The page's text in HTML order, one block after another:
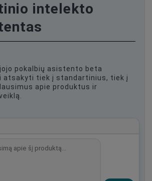
intelekto
pokalbių asistento beta
atsakyti tiek į standartinius, tiek į
apie produktus ir